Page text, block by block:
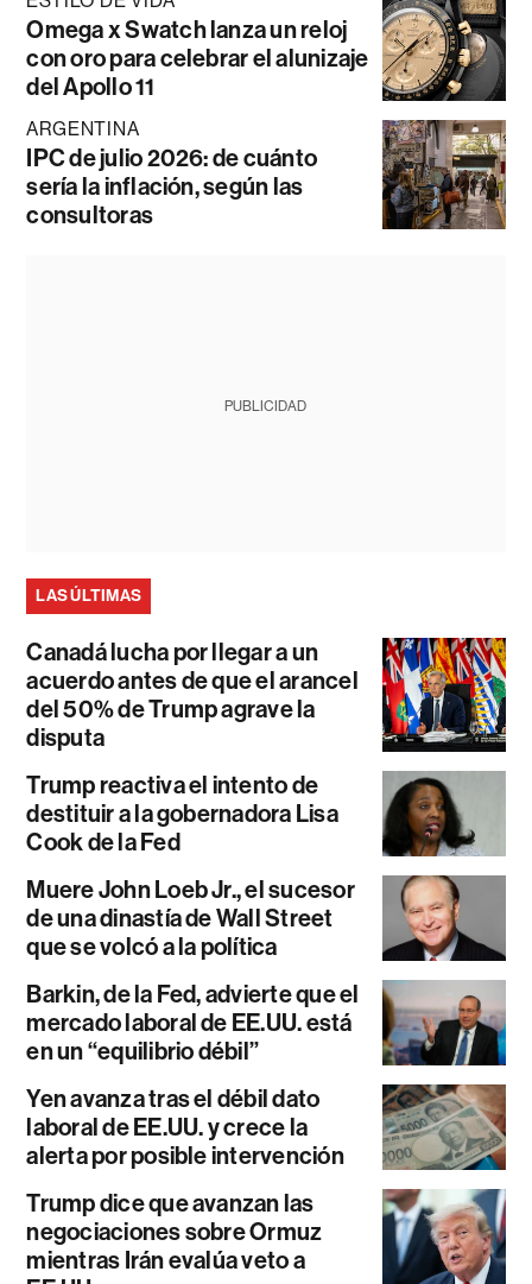
Omega x Swatch lanza un reloj
con oro para celebrar el alunizaje
del Apollo 11
ARGENTINA
IPC de julio 2026: de cuánto
sería la inflación, según las
consultoras
PUBLICIDAD
LAS ÚLTIMAS
Canadá lucha por llegar a un
acuerdo antes de que el arancel
del 50% de Trump agrave la
disputa
Trump reactiva el intento de
destituir a la gobernadora Lisa
Cook de la Fed
Muere John Loeb Jr., el sucesor
de una dinastía de Wall Street
que se volcó a la política
Barkin, de la Fed, advierte que el
mercado laboral de EE.UU. está
en un “equilibrio débil”
Yen avanza tras el débil dato
laboral de EE.UU. y crece la
alerta por posible intervención
Trump dice que avanzan las
negociaciones sobre Ormuz
mientras Irán evalúa veto a